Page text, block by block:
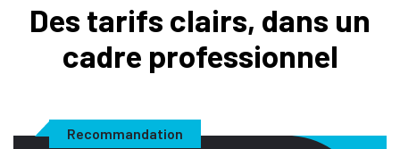
Des tarifs clairs, dans un
cadre professionnel
Recommandation